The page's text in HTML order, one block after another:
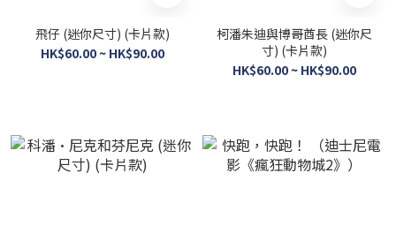
飛仔 (迷你尺寸) (卡片款)
HK$60.00 ~ HK$90.00
柯潘朱迪與博哥酋長 (迷你尺
寸) (卡片款)
HK$60.00 ~ HK$90.00